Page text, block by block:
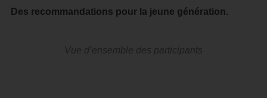
Des recommandations pour la jeune génération.
Vue d’ensemble des participants